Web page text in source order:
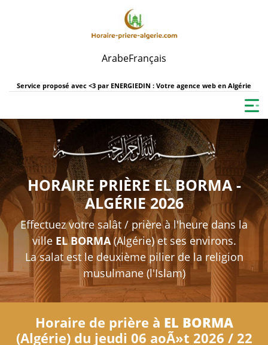
ArabeFrançais
Service proposé avec <3 par ENERGIEDIN : Votre agence web en Algérie
HORAIRE PRIÈRE EL BORMA -
ALGÉRIE 2026
Effectuez votre salât / prière à l'heure dans la
ville EL BORMA(Algérie) et ses environs.
La salat est le deuxième pilier de la religion
musulmane (l'Islam)
Horaire de prière à EL BORMA
(Algérie) du jeudi 06 aoÃ»t 2026 / 22